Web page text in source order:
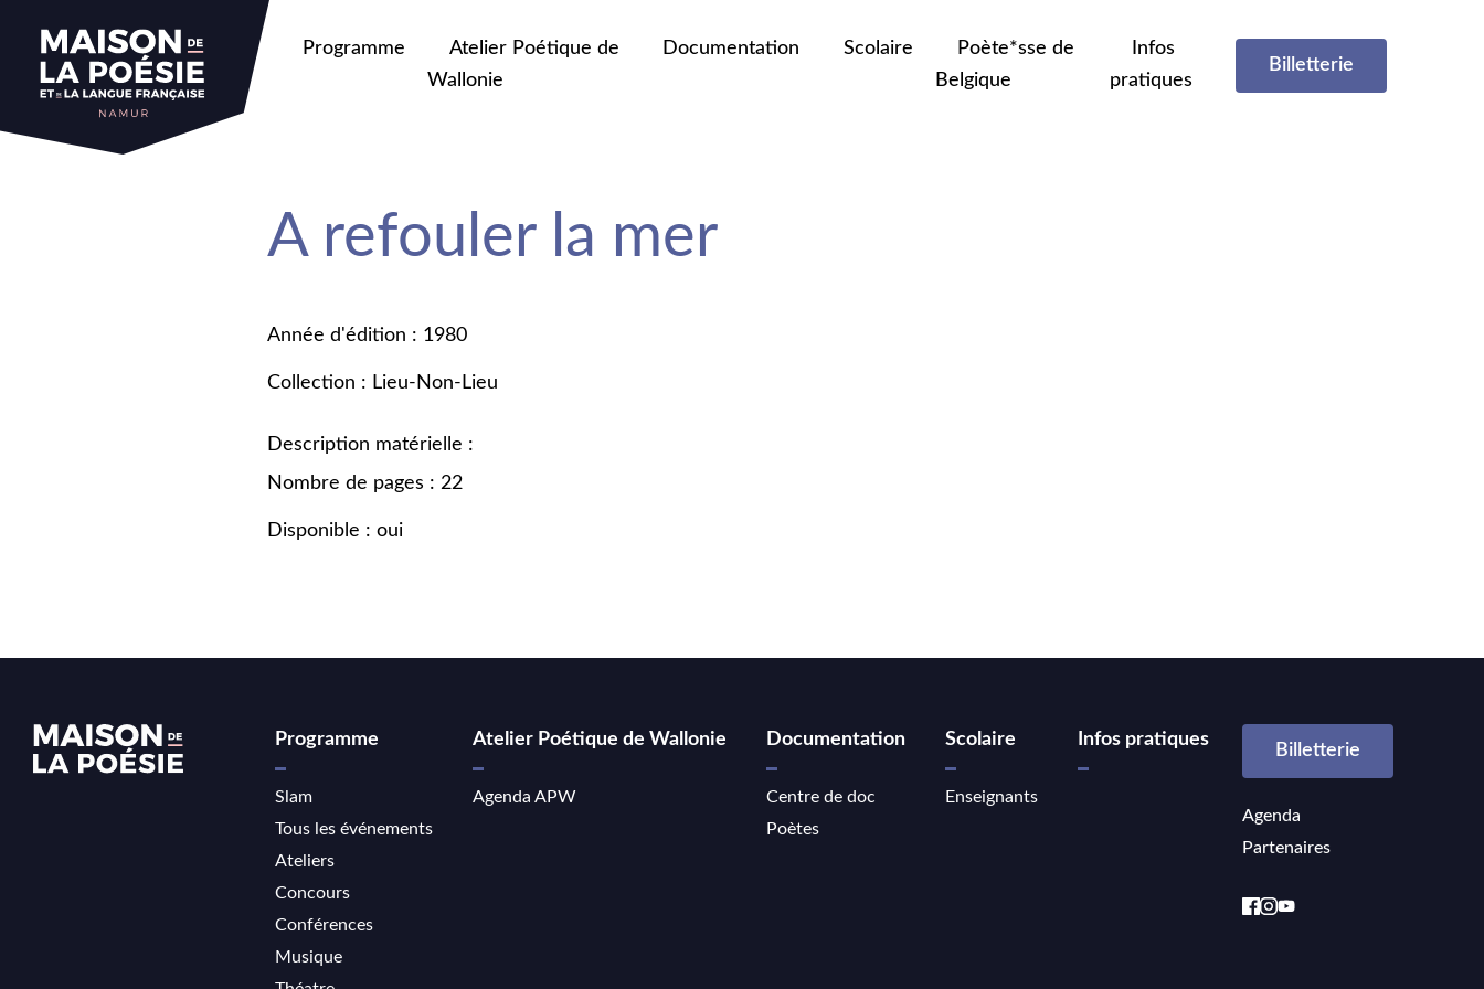
Programme
Atelier Poétique de
Wallonie
Documentation Scolaire
Poète*sse de
Belgique
Infos
pratiques
Billetterie
A refouler la mer
Année d'édition : 1980
Collection : Lieu-Non-Lieu
Description matérielle :
Nombre de pages : 22
Disponible : oui
Programme
Slam
Tous les événements
Ateliers
Concours
Conférences
Musique
Atelier Poétique de Wallonie
Agenda APW
Documentation
Centre de doc
Poètes
Scolaire
Enseignants
Infos pratiques
Billetterie
Agenda
Partenaires